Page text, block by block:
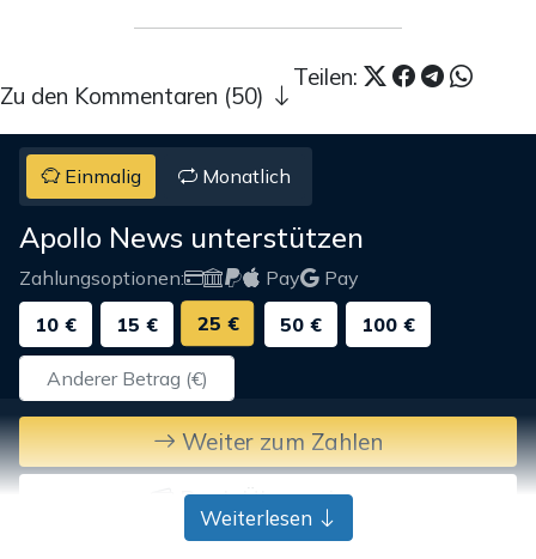
Teilen:
Zu den Kommentaren (50)
Einmalig Monatlich
Apollo News unterstützen
Zahlungsoptionen: Pay
Pay
10 €
15 € 25 € 50 € 100 €
Weiter zum Zahlen
Bank-Überweisung
Weiterlesen